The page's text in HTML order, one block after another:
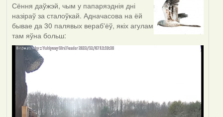
Сёння даўжэй, чым у папаряэднія дні
назіраў за сталоўкай. Адначасова на ёй
бывае да 30 палявых вераб'ёў, якіх агулам
там яўна больш: